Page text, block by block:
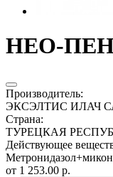
НЕО-
Производитель:
ЭКСЭЛТИС ИЛАЧ
Страна:
ТУРЕЦКАЯ
Действующее
от 1 253.00 р.